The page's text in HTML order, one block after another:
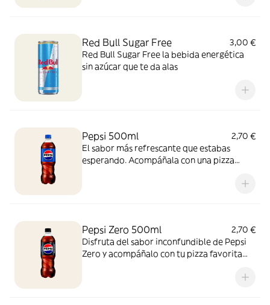
Red Bull Sugar Free
3,00 €
Red Bull Sugar Free la bebida energética
sin azúcar que te da alas
Pepsi 500ml
2,70 €
El sabor más refrescante que estabas
esperando. Acompáñala con una pizza
Pepsi Zero 500ml
2,70 €
Disfruta del sabor inconfundible de Pepsi
Zero y acompáñalo con tu pizza favorita